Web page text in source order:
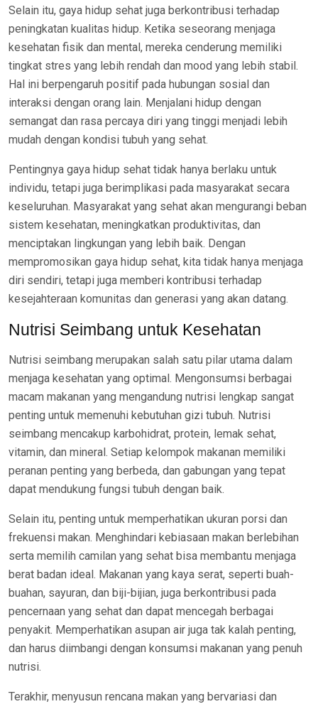
Selain itu, gaya hidup sehat juga berkontribusi terhadap
peningkatan kualitas hidup. Ketika seseorang menjaga
kesehatan fisik dan mental, mereka cenderung memiliki
tingkat stres yang lebih rendah dan mood yang lebih stabil.
Hal ini berpengaruh positif pada hubungan sosial dan
interaksi dengan orang lain. Menjalani hidup dengan
semangat dan rasa percaya diri yang tinggi menjadi lebih
mudah dengan kondisi tubuh yang sehat.
Pentingnya gaya hidup sehat tidak hanya berlaku untuk
individu, tetapi juga berimplikasi pada masyarakat secara
keseluruhan. Masyarakat yang sehat akan mengurangi beban
sistem kesehatan, meningkatkan produktivitas, dan
menciptakan lingkungan yang lebih baik. Dengan
mempromosikan gaya hidup sehat, kita tidak hanya menjaga
diri sendiri, tetapi juga memberi kontribusi terhadap
kesejahteraan komunitas dan generasi yang akan datang.
Nutrisi Seimbang untuk Kesehatan
Nutrisi seimbang merupakan salah satu pilar utama dalam
menjaga kesehatan yang optimal. Mengonsumsi berbagai
macam makanan yang mengandung nutrisi lengkap sangat
penting untuk memenuhi kebutuhan gizi tubuh. Nutrisi
seimbang mencakup karbohidrat, protein, lemak sehat,
vitamin, dan mineral. Setiap kelompok makanan memiliki
peranan penting yang berbeda, dan gabungan yang tepat
dapat mendukung fungsi tubuh dengan baik.
Selain itu, penting untuk memperhatikan ukuran porsi dan
frekuensi makan. Menghindari kebiasaan makan berlebihan
serta memilih camilan yang sehat bisa membantu menjaga
berat badan ideal. Makanan yang kaya serat, seperti buah-
buahan, sayuran, dan biji-bijian, juga berkontribusi pada
pencernaan yang sehat dan dapat mencegah berbagai
penyakit. Memperhatikan asupan air juga tak kalah penting,
dan harus diimbangi dengan konsumsi makanan yang penuh
nutrisi.
Terakhir, menyusun rencana makan yang bervariasi dan